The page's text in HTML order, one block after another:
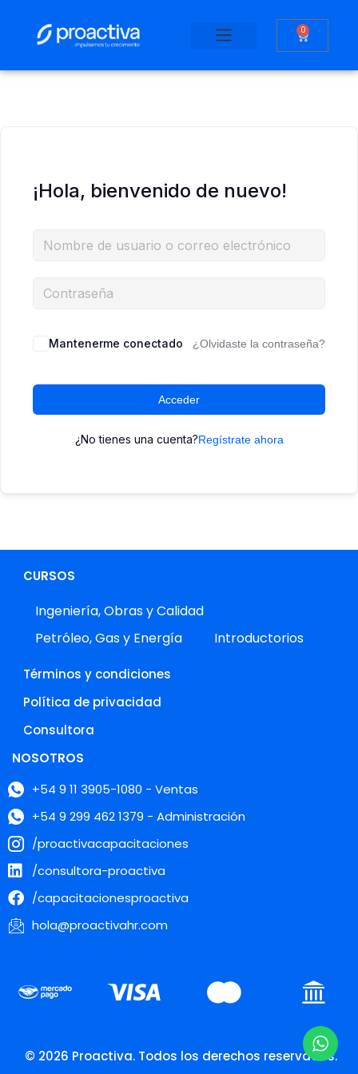
Saltar
0
¡Hola, bienvenido de nuevo!
Mantenerme conectado ¿Olvidaste la contraseña?
Acceder
¿No tienes una cuenta?Regístrate ahora
CURSOS
Ingeniería, Obras y Calidad
Petróleo, Gas y Energía
Introductorios
Términos y condiciones
Política de privacidad
Consultora
NOSOTROS
+54 9 11 3905-1080 - Ventas
+54 9 299 462 1379 - Administración
/proactivacapacitaciones
/consultora-proactiva
/capacitacionesproactiva
hola@proactivahr.com
© 2026 Proactiva. Todos los derechos reservados.